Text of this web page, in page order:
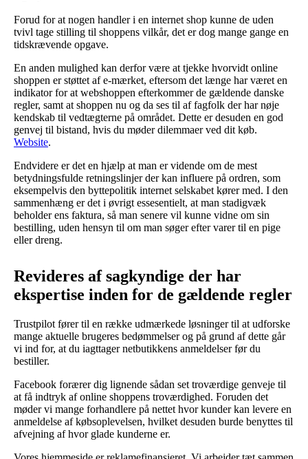
Forud for at nogen handler i en internet shop kunne de uden
tvivl tage stilling til shoppens vilkår, det er dog mange gange en
tidskrævende opgave.
En anden mulighed kan derfor være at tjekke hvorvidt online
shoppen er støttet af e-mærket, eftersom det længe har været en
indikator for at webshoppen efterkommer de gældende danske
regler, samt at shoppen nu og da ses til af fagfolk der har nøje
kendskab til vedtægterne på området. Dette er desuden en god
genvej til bistand, hvis du møder dilemmaer ved dit køb.
Website.
Endvidere er det en hjælp at man er vidende om de mest
betydningsfulde retningslinjer der kan influere på ordren, som
eksempelvis den byttepolitik internet selskabet kører med. I den
sammenhæng er det i øvrigt essesentielt, at man stadigvæk
beholder ens faktura, så man senere vil kunne vidne om sin
bestilling, uden hensyn til om man søger efter varer til en pige
eller dreng.
Revideres af sagkyndige der har
ekspertise inden for de gældende regler
Trustpilot fører til en række udmærkede løsninger til at udforske
mange aktuelle brugeres bedømmelser og på grund af dette går
vi ind for, at du iagttager netbutikkens anmeldelser før du
bestiller.
Facebook forærer dig lignende sådan set troværdige genveje til
at få indtryk af online shoppens troværdighed. Foruden det
møder vi mange forhandlere på nettet hvor kunder kan levere en
anmeldelse af købsoplevelsen, hvilket desuden burde benyttes til
afvejning af hvor glade kunderne er.